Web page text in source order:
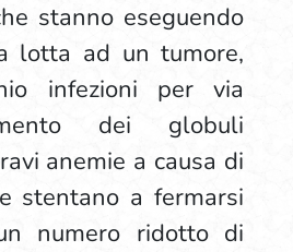
stanno eseguendo
lotta ad un tumore,
infezioni per via
dei globuli
anemie a causa di
stentano a fermarsi
numero ridotto di